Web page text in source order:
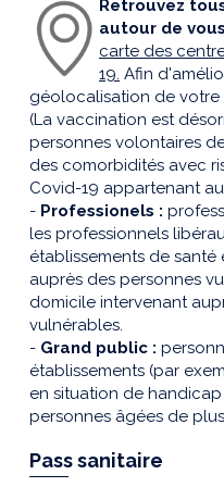
Retrouvez
autour de
carte des
19. Afin
géolocalisation de votre
(La vaccination est
personnes volontaires
des comorbidités avec
Covid-19 appartenant
- Professionels :
les professionnels
établissements de
auprès des personnes
domicile intervenant
vulnérables.
- Grand public :
établissements (par
en situation de
personnes âgées de
Pass sanitaire